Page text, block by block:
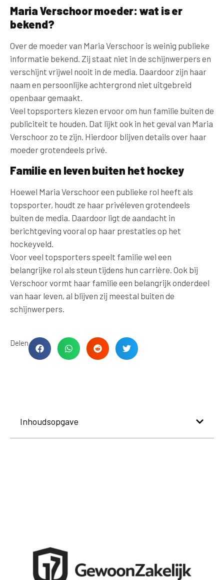
Maria Verschoor moeder: wat is er
bekend?
Over de moeder van Maria Verschoor is weinig publieke
informatie bekend. Zij staat niet in de schijnwerpers en
verschijnt vrijwel nooit in de media. Daardoor zijn haar
naam en persoonlijke achtergrond niet uitgebreid
openbaar gemaakt.
Veel topsporters kiezen ervoor om hun familie buiten de
publiciteit te houden. Dat lijkt ook in het geval van Maria
Verschoor zo te zijn. Hierdoor blijven details over haar
moeder grotendeels privé.
Familie en leven buiten het hockey
Hoewel Maria Verschoor een publieke rol heeft als
topsporter, houdt ze haar privéleven grotendeels
buiten de media. Daardoor ligt de aandacht in
berichtgeving vooral op haar prestaties op het
hockeyveld.
Voor veel topsporters speelt familie wel een
belangrijke rol als steun tijdens hun carrière. Ook bij
Verschoor vormt haar familie een belangrijk onderdeel
van haar leven, al blijven zij meestal buiten de
schijnwerpers.
Delen
Inhoudsopgave